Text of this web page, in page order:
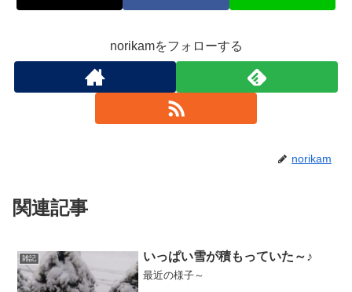
norikamをフォローする
norikam
関連記事
雑記 いっぱい雪が積もっていた～♪
最近の様子～